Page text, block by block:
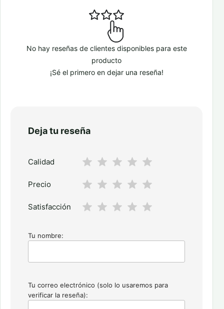
No hay reseñas de clientes disponibles para este
producto
¡Sé el primero en dejar una reseña!
Deja tu reseña
Calidad
Precio
Satisfacción
Tu nombre:
Tu correo electrónico (solo lo usaremos para
verificar la reseña):